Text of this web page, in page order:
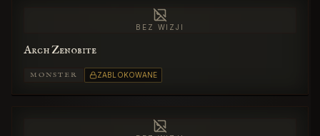
BEZ WIZJI
Arch Zenobite
MONSTER ZABLOKOWANE